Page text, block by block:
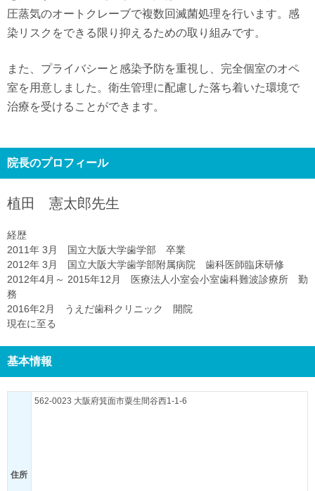
圧蒸気のオートクレーブで複数回滅菌処理を行います。感
染リスクをできる限り抑えるための取り組みです。
また、プライバシーと感染予防を重視し、完全個室のオペ
室を用意しました。衛生管理に配慮した落ち着いた環境で
治療を受けることができます。
院長のプロフィール
植田 憲太郎先生
経歴
2011年 3月 国立大阪大学歯学部 卒業
2012年 3月 国立大阪大学歯学部附属病院 歯科医師臨床研修
2012年4月～ 2015年12月 医療法人小室会小室歯科難波診療所 勤
務
2016年2月 うえだ歯科クリニック 開院
現在に至る
基本情報
住所
562-0023 大阪府箕面市粟生間谷西1-1-6